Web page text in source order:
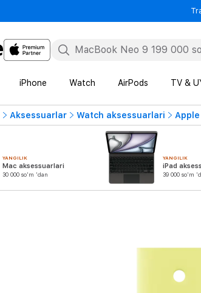
iPhone Watch AirPods TV &
Aksessuarlar Watch aksessuarlari
YANGILIK
Mac aksessuarlari
30 000 so'm 'dan
YANGILIK
iPad
39 000 so'm